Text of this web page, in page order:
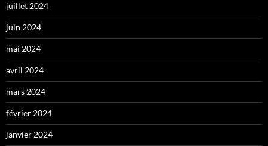
juillet 2024
juin 2024
mai 2024
avril 2024
mars 2024
février 2024
janvier 2024